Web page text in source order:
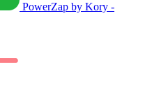
PowerZap by Kory -